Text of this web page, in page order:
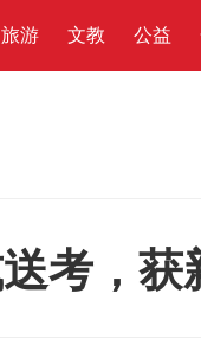
旅游 文教 公益
考，获